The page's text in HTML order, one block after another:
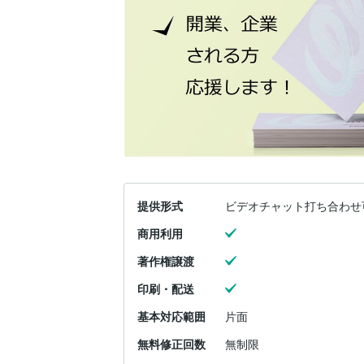
提供形式
ビデオチャット打ち合わ
商用利用
著作権譲渡
印刷・配送
基本対応範囲
片面
無料修正回数
無制限